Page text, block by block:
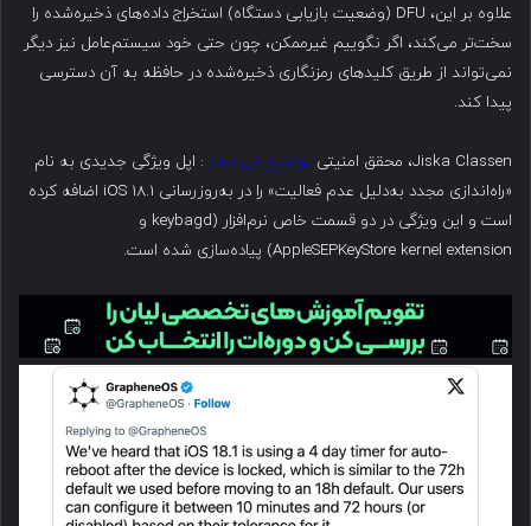
علاوه بر این، DFU (وضعیت بازیابی دستگاه) استخراج داده‌های ذخیره‌شده را
سخت‌تر می‌کند، اگر نگوییم غیرممکن، چون حتی خود سیستم‌عامل نیز دیگر
نمی‌تواند از طریق کلیدهای رمزنگاری ذخیره‌شده در حافظه به آن دسترسی
پیدا کند.
Jiska Classen، محقق امنیتی توضیح می دهد : اپل ویژگی جدیدی به نام
«راه‌اندازی مجدد به‌دلیل عدم فعالیت» را در به‌روزرسانی iOS 18.1 اضافه کرده
است و این ویژگی در دو قسمت خاص نرم‌افزار (keybagd و
AppleSEPKeyStore kernel extension) پیاده‌سازی شده است.